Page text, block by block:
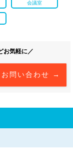
会議室
お気軽に／
お問い合わせ →